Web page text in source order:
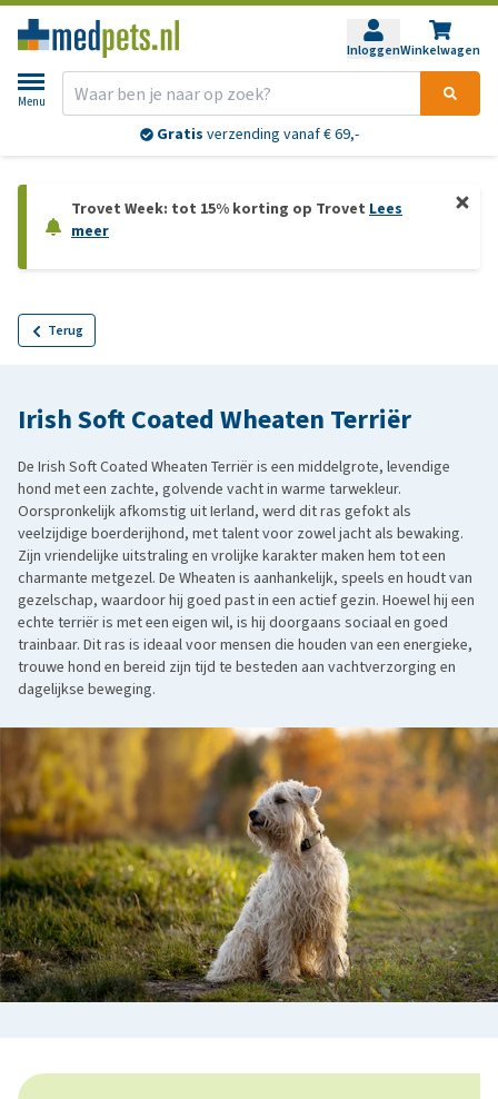
InloggenWinkelwagen
Menu
Gratis verzending vanaf € 69,-
Trovet Week: tot 15% korting op Trovet Lees
meer
Terug
Irish Soft Coated Wheaten Terriër
De Irish Soft Coated Wheaten Terriër is een middelgrote, levendige
hond met een zachte, golvende vacht in warme tarwekleur.
Oorspronkelijk afkomstig uit Ierland, werd dit ras gefokt als
veelzijdige boerderijhond, met talent voor zowel jacht als bewaking.
Zijn vriendelijke uitstraling en vrolijke karakter maken hem tot een
charmante metgezel. De Wheaten is aanhankelijk, speels en houdt van
gezelschap, waardoor hij goed past in een actief gezin. Hoewel hij een
echte terriër is met een eigen wil, is hij doorgaans sociaal en goed
trainbaar. Dit ras is ideaal voor mensen die houden van een energieke,
trouwe hond en bereid zijn tijd te besteden aan vachtverzorging en
dagelijkse beweging.